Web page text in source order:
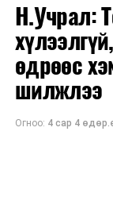
ажилласан.
дүүргийн
захирагчаас
эрхэлж
даргаар 2024
гүйцэтгэж
Н.Учрал:
өдрөөс
шилжлээ
Огноо: 4 сар 4